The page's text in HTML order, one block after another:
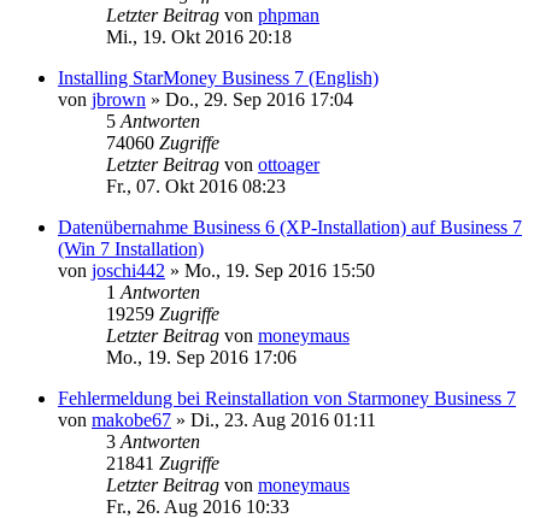
Letzter Beitrag von phpman
Mi., 19. Okt 2016 20:18
Installing StarMoney Business 7 (English)
von jbrown » Do., 29. Sep 2016 17:04
5 Antworten
74060 Zugriffe
Letzter Beitrag von ottoager
Fr., 07. Okt 2016 08:23
Datenübernahme Business 6 (XP-Installation) auf Business 7
(Win 7 Installation)
von joschi442 » Mo., 19. Sep 2016 15:50
1 Antworten
19259 Zugriffe
Letzter Beitrag von moneymaus
Mo., 19. Sep 2016 17:06
Fehlermeldung bei Reinstallation von Starmoney Business 7
von makobe67 » Di., 23. Aug 2016 01:11
3 Antworten
21841 Zugriffe
Letzter Beitrag von moneymaus
Fr., 26. Aug 2016 10:33